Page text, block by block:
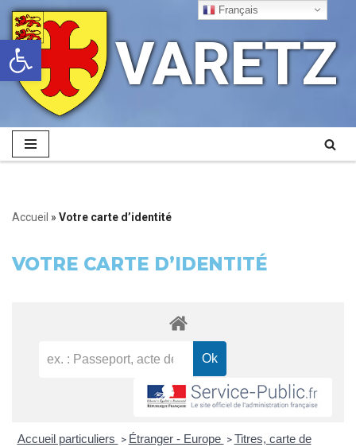
Ouvrir la barre d’outils
Aller
au
contenu
VARETZ
Accueil » Votre carte d’identité
VOTRE CARTE D’IDENTITÉ
Accueil particuliers > Étranger - Europe > Titres, carte de
Français